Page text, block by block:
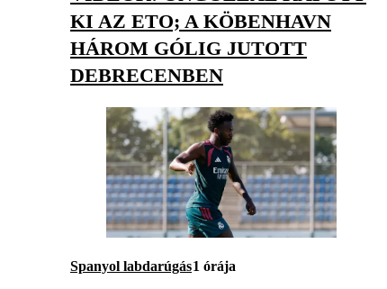
KI AZ ETO; A KÖBENHAVN
HÁROM GÓLIG JUTOTT
DEBRECENBEN
Spanyol labdarúgás1 órája